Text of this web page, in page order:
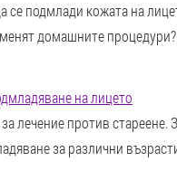
се подмлади кожата на
домашните
на лицето
лечение против
за различни